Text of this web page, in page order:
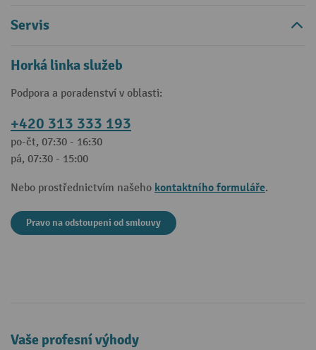
Servis
Horká linka služeb
Podpora a poradenství v oblasti:
+420 313 333 193
po-čt, 07:30 - 16:30
pá, 07:30 - 15:00
Nebo prostřednictvím našeho kontaktního formuláře.
Pravo na odstoupeni od smlouvy
Vaše profesní výhody